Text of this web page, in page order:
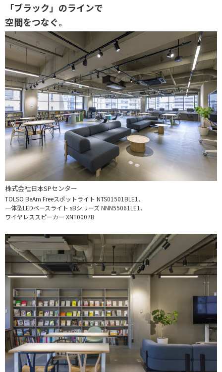
「ブラック」のラインで
空間をつなぐ。
株式会社日本SPセンター
TOLSO BeAm Freeスポットライト NTS01501BLE1、
一体型LEDベースライト sBシリーズNNN55061LE1、
ワイヤレススピーカー XNT0007B